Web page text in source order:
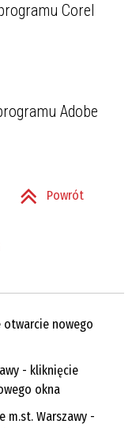
Corel
Adobe
Powrót